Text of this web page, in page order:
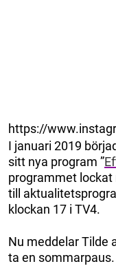
https://
I januari 2019
sitt nya program ”
programmet
till
klockan 17 i TV4.
Nu meddelar Tilde
ta en sommarpaus.